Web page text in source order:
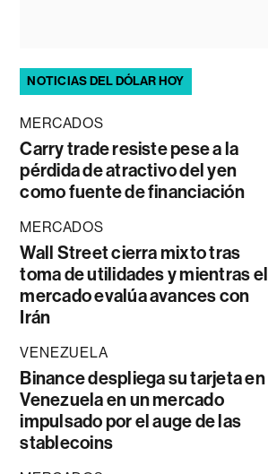
NOTICIAS DEL DÓLAR HOY
MERCADOS
Carry trade resiste pese a la
pérdida de atractivo del yen
como fuente de financiación
MERCADOS
Wall Street cierra mixto tras
toma de utilidades y mientras el
mercado evalúa avances con
Irán
VENEZUELA
Binance despliega su tarjeta en
Venezuela en un mercado
impulsado por el auge de las
stablecoins